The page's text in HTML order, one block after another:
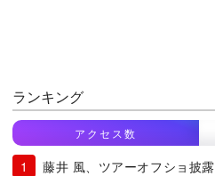
ランキング
アクセス数
藤井 風、ツアーオフショ披露